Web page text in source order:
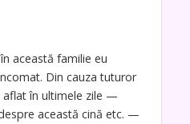
această familie eu
Din cauza tuturor
aflat în ultimele zile —
această cină etc. —